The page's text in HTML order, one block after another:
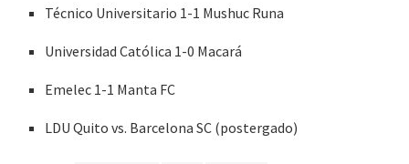
Técnico Universitario 1-1 Mushuc Runa
Universidad Católica 1-0 Macará
Emelec 1-1 Manta FC
LDU Quito vs. Barcelona SC (postergado)